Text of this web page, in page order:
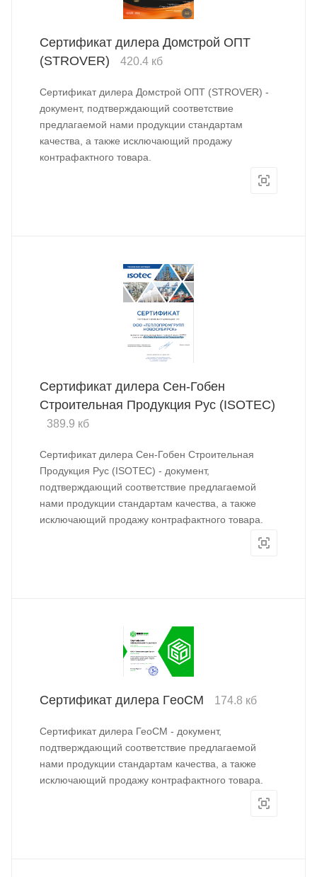
Сертификат дилера Домстрой ОПТ
(STROVER)
420.4 кб
Сертификат дилера Домстрой ОПТ (STROVER) -
документ, подтверждающий соответствие
предлагаемой нами продукции стандартам
качества, а также исключающий продажу
контрафактного товара.
Сертификат дилера Сен-Гобен
Строительная Продукция Рус (ISOTEC)
389.9 кб
Сертификат дилера Сен-Гобен Строительная
Продукция Рус (ISOTEC) - документ,
подтверждающий соответствие предлагаемой
нами продукции стандартам качества, а также
исключающий продажу контрафактного товара.
Сертификат дилера ГeoCM 174.8 кб
Сертификат дилера ГеоСМ - документ,
подтверждающий соответствие предлагаемой
нами продукции стандартам качества, а также
исключающий продажу контрафактного товара.